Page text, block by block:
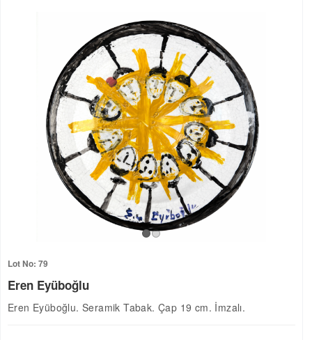
Lot No: 79
Eren Eyüboğlu
Eren Eyüboğlu. Seramik Tabak. Çap 19 cm. İmzalı.